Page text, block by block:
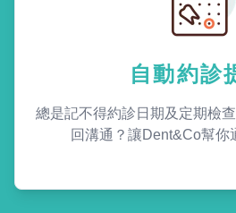
自動約診
總是記不得約診日期及定期檢
回溝通？讓Dent&Co幫你